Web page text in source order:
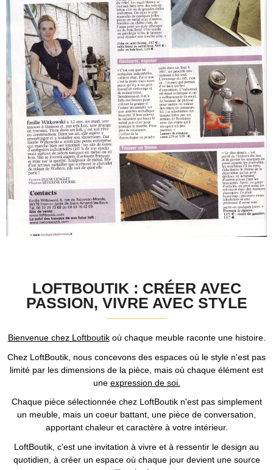
LOFTBOUTIK : CRÉER AVEC
PASSION, VIVRE AVEC STYLE
Bienvenue chez Loftboutikoù chaque meuble raconte une histoire.
Chez LoftBoutik, nous concevons des espaces où le style n'est pas
limité par les dimensions de la pièce, mais où chaque élément est
une expression de soi.
Chaque pièce sélectionnée chez LoftBoutik n'est pas simplement
un meuble, mais un coeur battant, une pièce de conversation,
apportant chaleur et caractère à votre intérieur.
LoftBoutik, c'est une invitation à vivre et à ressentir le design au
quotidien, à créer un espace où chaque jour devient une source